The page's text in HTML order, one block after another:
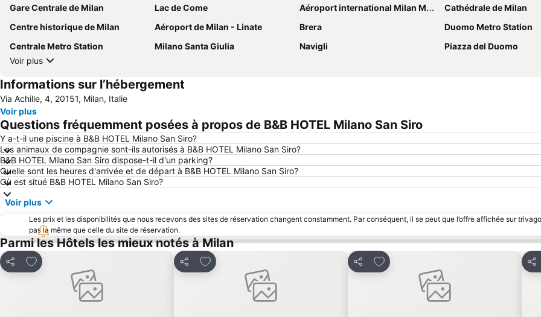
Gare Centrale de Milan Lac de Come Aéroport international Milan Malpensa - Silvio Berlusconi
Cathédrale de Milan
Centre historique de Milan
Aéroport de Milan - Linate Brera
Duomo Metro Station
Centrale Metro Station
Milano Santa Giulia Navigli
Piazza del Duomo
Voir plus
Informations sur l’hébergement
Via Achille, 4, 20151, Milan, Italie
Voir plus
Questions fréquemment posées à propos de B&B HOTEL Milano San Siro
Y a-t-il une piscine à B&B HOTEL Milano San Siro?
Les animaux de compagnie sont-ils autorisés à B&B HOTEL Milano San Siro?
B&B HOTEL Milano San Siro dispose-t-il d'un parking?
Quelle sont les heures d'arrivée et de départ à B&B HOTEL Milano San Siro?
Où est situé B&B HOTEL Milano San Siro?
Voir plus
Les prix et les disponibilités que nous recevons des sites de réservation changent constamment. Par conséquent, il se peut que l’offre affichée sur
pas la même que celle du site de réservation.
Parmi les Hôtels les mieux notés à Milan
Partager
Ajouter à mes favoris
Partager
Ajouter à mes favoris
Partager
Ajouter à mes favoris